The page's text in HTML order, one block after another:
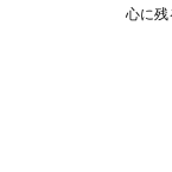
心に残